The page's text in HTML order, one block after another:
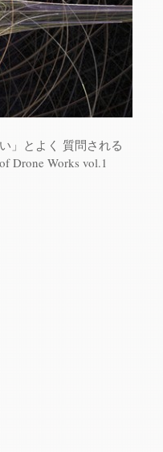
」とよく 質問される
Drone Works vol​.​1